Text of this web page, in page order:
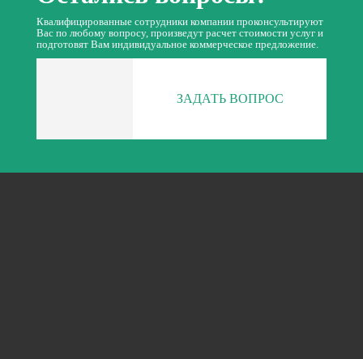
Квалифицированные сотрудники компании проконсультируют
Вас по любому вопросу, произведут расчет стоимости услуг и
подготовят Вам индивидуальное коммерческое предложение.
ЗАДАТЬ ВОПРОС